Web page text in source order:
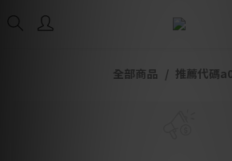
全部商品 推薦代碼